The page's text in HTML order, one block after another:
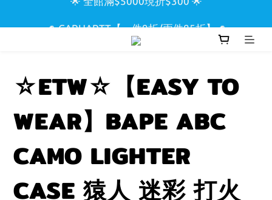
🌊 CARHARTT【一件9折/兩件85折】🌊
🌟 全館滿$5000現折$300 🌟
☆ETW☆【EASY TO
WEAR】BAPE ABC
CAMO LIGHTER
CASE 猿人 迷彩 打火